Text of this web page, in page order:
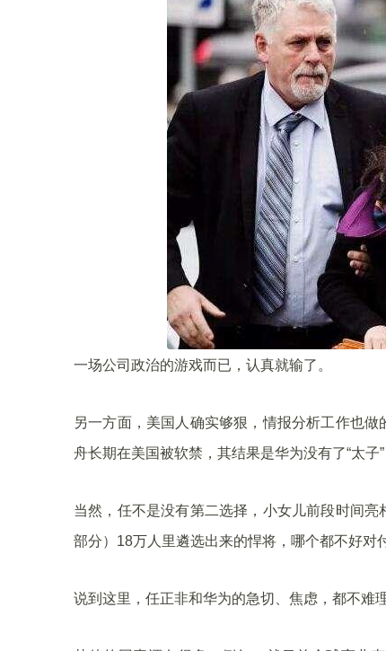
一场公司政治的游戏而已，认真就输了。
另一方面，美国人确实够狠，情报分析工作也
舟长期在美国被软禁，其结果是华为没有了“太子
当然，任不是没有第二选择，小女儿前段时间
部分）18万人里遴选出来的悍将，哪个都不好对
说到这里，任正非和华为的急切、焦虑，都不难理